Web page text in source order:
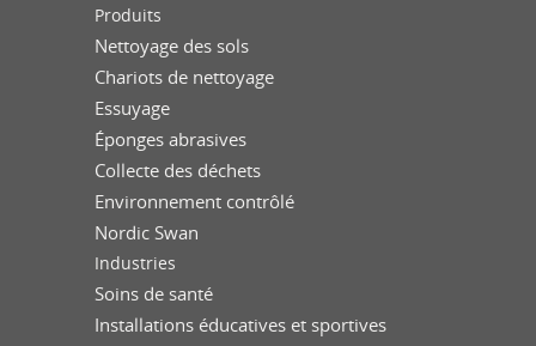
Produits
Nettoyage des sols
Chariots de nettoyage
Essuyage
Éponges abrasives
Collecte des déchets
Environnement contrôlé
Nordic Swan
Industries
Soins de santé
Installations éducatives et sportives